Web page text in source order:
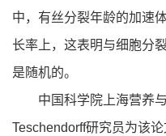
中，有丝分裂年龄的加速
长率上，这表明与细胞分
是随机的。
中国科学院上海营养
Teschendorff研究员为该